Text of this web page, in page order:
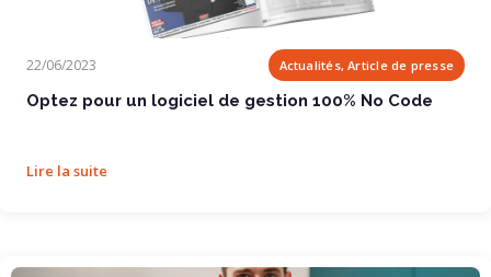
Optez pour un logiciel de gestion 100% No Code
22/06/2023 Actualités, Article de presse
Optez pour un logiciel de gestion 100% No Code
Lire la suite